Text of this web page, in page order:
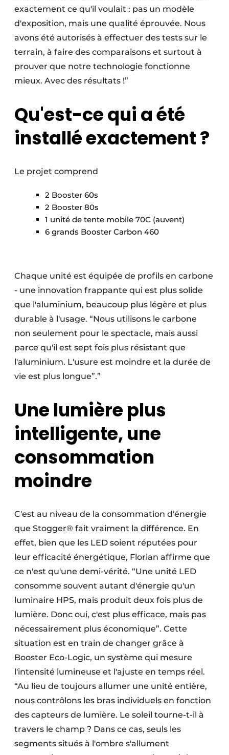
exactement ce qu'il voulait : pas un modèle
d'exposition, mais une qualité éprouvée. Nous
avons été autorisés à effectuer des tests sur le
terrain, à faire des comparaisons et surtout à
prouver que notre technologie fonctionne
mieux. Avec des résultats !”
Qu'est-ce qui a été
installé exactement ?
Le projet comprend
2 Booster 60s
2 Booster 80s
1 unité de tente mobile 70C (auvent)
6 grands Booster Carbon 460
Chaque unité est équipée de profils en carbone
- une innovation frappante qui est plus solide
que l'aluminium, beaucoup plus légère et plus
durable à l'usage. “Nous utilisons le carbone
non seulement pour le spectacle, mais aussi
parce qu'il est sept fois plus résistant que
l'aluminium. L'usure est moindre et la durée de
vie est plus longue”.”
Une lumière plus
intelligente, une
consommation
moindre
C'est au niveau de la consommation d'énergie
que Stogger® fait vraiment la différence. En
effet, bien que les LED soient réputées pour
leur efficacité énergétique, Florian affirme que
ce n'est qu'une demi-vérité. “Une unité LED
consomme souvent autant d'énergie qu'un
luminaire HPS, mais produit deux fois plus de
lumière. Donc oui, c'est plus efficace, mais pas
nécessairement plus économique”. Cette
situation est en train de changer grâce à
Booster Eco-Logic, un système qui mesure
l'intensité lumineuse et l'ajuste en temps réel.
“Au lieu de toujours allumer une unité entière,
nous contrôlons les bras individuels en fonction
des capteurs de lumière. Le soleil tourne-t-il à
travers le champ ? Dans ce cas, seuls les
segments situés à l'ombre s'allument